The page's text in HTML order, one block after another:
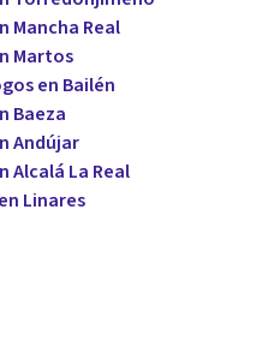
Mancha Real
Martos
en Bailén
Baeza
Andújar
Alcalá La Real
Linares